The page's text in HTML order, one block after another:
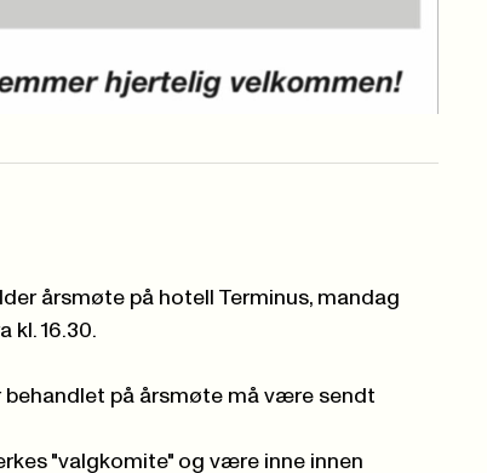
årsmøte på hotell Terminus, mandag
kl. 16.30.
behandlet på årsmøte må være sendt
"valgkomite" og være inne innen